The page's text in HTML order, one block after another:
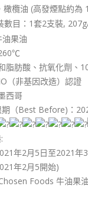
橄欖油 (高發煙點約為
數目：1套2支裝,
果油
脂肪酸、抗氧化劑、
（非基因改造）認證
西哥
期（Best Before)：
年2月5日至2021年
年2月5開始)
Foods 牛油果油